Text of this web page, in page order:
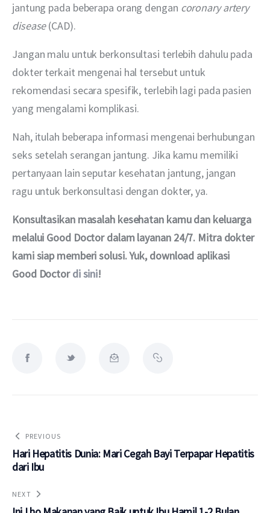
jantung pada beberapa orang dengan coronary artery
disease (CAD).
Jangan malu untuk berkonsultasi terlebih dahulu pada
dokter terkait mengenai hal tersebut untuk
rekomendasi secara spesifik, terlebih lagi pada pasien
yang mengalami komplikasi.
Nah, itulah beberapa informasi mengenai berhubungan
seks setelah serangan jantung. Jika kamu memiliki
pertanyaan lain seputar kesehatan jantung, jangan
ragu untuk berkonsultasi dengan dokter, ya.
Konsultasikan masalah kesehatan kamu dan keluarga
melalui Good Doctor dalam layanan 24/7. Mitra dokter
kami siap memberi solusi. Yuk, download aplikasi
Good Doctor di sini!
PREVIOUS
Hari Hepatitis Dunia: Mari Cegah Bayi Terpapar Hepatitis
dari Ibu
NEXT